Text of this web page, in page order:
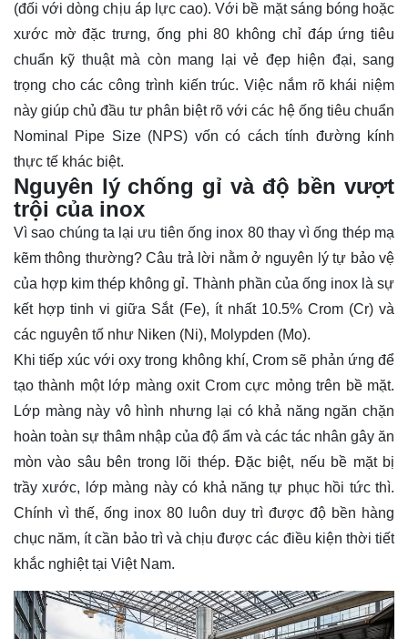
(đối với dòng chịu áp lực cao). Với bề mặt sáng bóng hoặc
xước mờ đặc trưng, ống phi 80 không chỉ đáp ứng tiêu
chuẩn kỹ thuật mà còn mang lại vẻ đẹp hiện đại, sang
trọng cho các công trình kiến trúc. Việc nắm rõ khái niệm
này giúp chủ đầu tư phân biệt rõ với các hệ ống tiêu chuẩn
Nominal Pipe Size (NPS) vốn có cách tính đường kính
thực tế khác biệt.
Nguyên lý chống gỉ và độ bền vượt
trội của inox
Vì sao chúng ta lại ưu tiên ống inox 80 thay vì ống thép mạ
kẽm thông thường? Câu trả lời nằm ở nguyên lý tự bảo vệ
của hợp kim thép không gỉ. Thành phần của ống inox là sự
kết hợp tinh vi giữa Sắt (Fe), ít nhất 10.5% Crom (Cr) và
các nguyên tố như Niken (Ni), Molypden (Mo).
Khi tiếp xúc với oxy trong không khí, Crom sẽ phản ứng để
tạo thành một lớp màng oxit Crom cực mỏng trên bề mặt.
Lớp màng này vô hình nhưng lại có khả năng ngăn chặn
hoàn toàn sự thâm nhập của độ ẩm và các tác nhân gây ăn
mòn vào sâu bên trong lõi thép. Đặc biệt, nếu bề mặt bị
trầy xước, lớp màng này có khả năng tự phục hồi tức thì.
Chính vì thế, ống inox 80 luôn duy trì được độ bền hàng
chục năm, ít cần bảo trì và chịu được các điều kiện thời tiết
khắc nghiệt tại Việt Nam.